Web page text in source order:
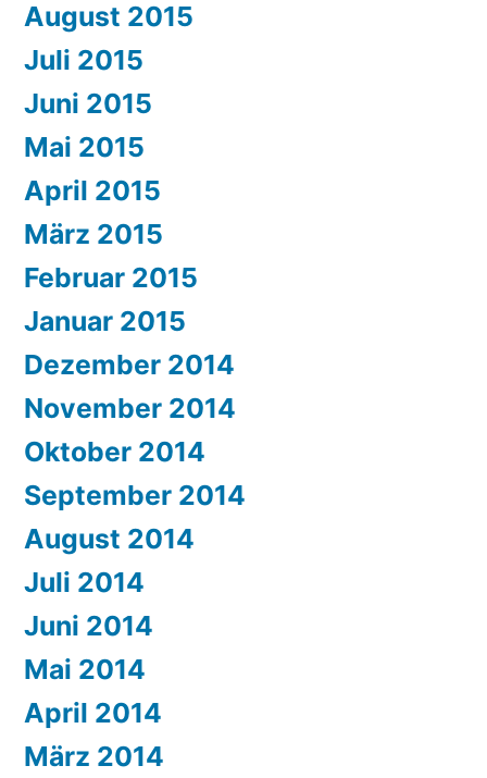
August 2015
Juli 2015
Juni 2015
Mai 2015
April 2015
März 2015
Februar 2015
Januar 2015
Dezember 2014
November 2014
Oktober 2014
September 2014
August 2014
Juli 2014
Juni 2014
Mai 2014
April 2014
März 2014